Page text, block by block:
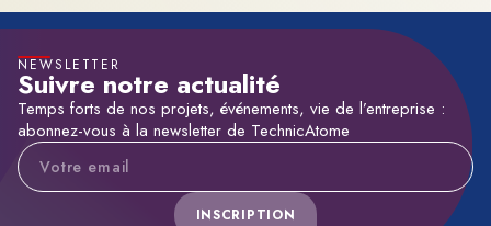
NEWSLETTER
Suivre notre actualité
Temps forts de nos projets, événements, vie de l’entreprise :
abonnez-vous à la newsletter de TechnicAtome
Adresse e-mail
INSCRIPTION